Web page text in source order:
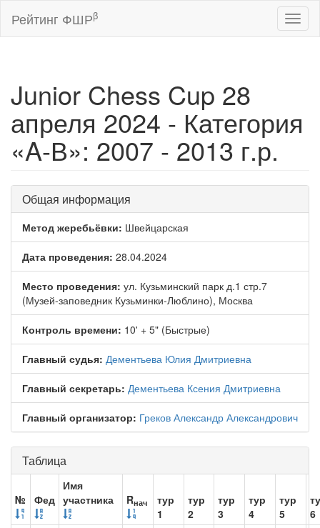
Рейтинг ФШРβ
Junior Chess Cup 28
апреля 2024 - Категория
«A-В»: 2007 - 2013 г.р.
Общая информация
Метод жеребьёвки: Швейцарская
Дата проведения: 28.04.2024
Место проведения: ул. Кузьминский парк д.1 стр.7
(Музей-заповедник Кузьминки-Люблино), Москва
Контроль времени: 10' + 5" (Быстрые)
Главный судья: Дементьева Юлия Дмитриевна
Главный секретарь: Дементьева Ксения Дмитриевна
Главный организатор: Греков Александр Александрович
Таблица
№ Фед
Имя
участника
Rнач
тур
1
тур
2
тур
3
тур
4
тур
5
6